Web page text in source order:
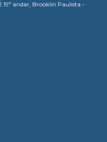
19º andar, Brooklin Paulista -